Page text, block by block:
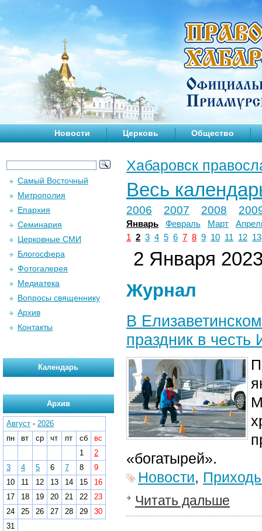
Новости Церковь Общество
Хабаровск
Весь
2006 2007 2008
Январь Февраль Март
1 2 3 4 5 6 7 8 9 10 11 12 13
2 Января 2023
Журнал
В
праздник в
«богатырей».
Новости,
Читать дальше
Самый Восточный
Митрополия
Епархия
Семинария
Церковные СМИ
Блогосфера
Фотогалерея
Медиатека
Вопросы священнику
Архив
Контакты
Календарь
Архив
Август - 2026
пн
вт ср чт пт сб
вс
1
2
3
4 5 6 7 8
9
10
11 12 13 14 15
16
17
18 19 20 21 22
23
24
25 26 27 28 29
30
31